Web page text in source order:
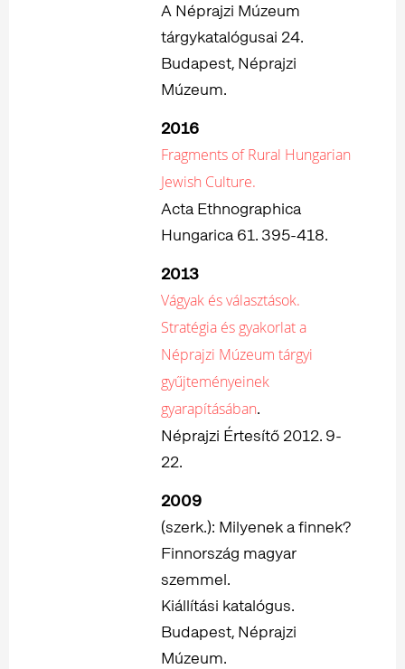
A Néprajzi Múzeum
tárgykatalógusai 24.
Budapest, Néprajzi
Múzeum.
2016
Fragments of Rural Hungarian
Jewish Culture.
Acta Ethnographica
Hungarica 61. 395-418.
2013
Vágyak és választások.
Stratégia és gyakorlat a
Néprajzi Múzeum tárgyi
gyűjteményeinek
gyarapításában.
Néprajzi Értesítő 2012. 9-
22.
2009
(szerk.): Milyenek a finnek?
Finnország magyar
szemmel.
Kiállítási katalógus.
Budapest, Néprajzi
Múzeum.